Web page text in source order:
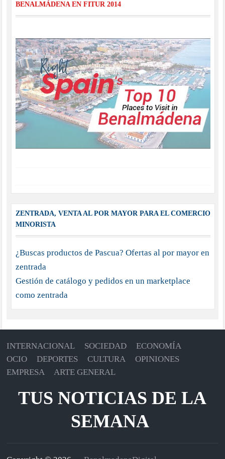
BENALMÁDENA EN FITUR 2014
ZENTRADA, VENTA AL POR MAYOR PARA EL COMERCIO
MINORISTA
¿Buscas productos de Pascua? Ofertas al por mayor en
zentrada
Gestión de catálogo y pedidos en un marketplace
como zentrada
INTERNACIONAL SOCIEDAD
ECONOMÍA
OCIO
DEPORTES CULTURA
OPINIONES
EMPRESA
ARTE GENERAL
TUS NOTICIAS DE LA
SEMANA